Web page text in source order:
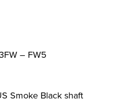
– FW5
Smoke Black shaft